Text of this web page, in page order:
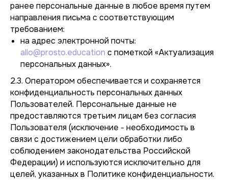
ранее персональные данные в любое время путем
направления письма с соответствующим
требованием:
на адрес электронной почты:
allo@prosto.education с пометкой «Актуализация
персональных данных».
2.3. Оператором обеспечивается и сохраняется
конфиденциальность персональных данных
Пользователей. Персональные данные не
предоставляются третьим лицам без согласия
Пользователя (исключение - необходимость в
связи с достижением цели обработки либо
соблюдением законодательства Российской
Федерации) и используются исключительно для
целей, указанных в Политике конфиденциальности.